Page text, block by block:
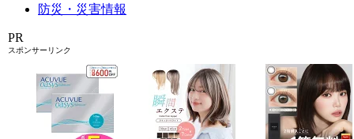
防災・災害情報
PR
スポンサーリンク